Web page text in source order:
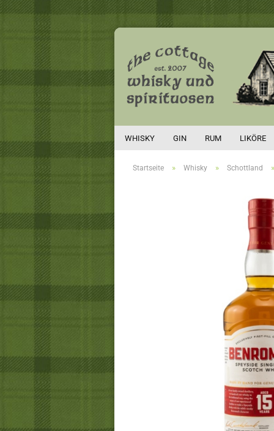
WHISKY GIN RUM LIKÖRE
Startseite » Whisky » Schottland